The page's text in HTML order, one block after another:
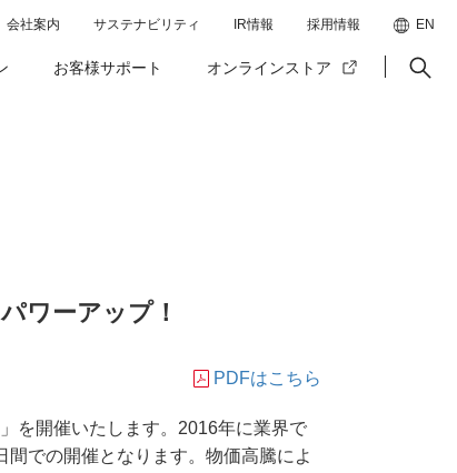
お客様サポート オンラインストア
会社案内 サステナビリティ IR情報 採用情報 EN
ワーアップ！
PDFはこちら
を開催いたします。2016年に業界で
での開催となります。物価高騰によ